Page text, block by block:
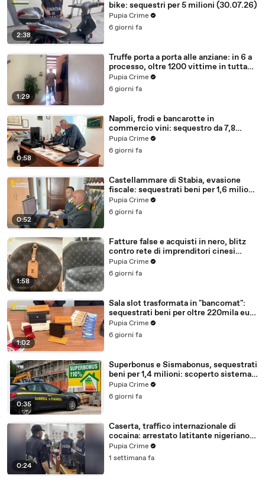
2:38
bike: sequestri per 5 milioni (30.07.26)
Pupia Crime
6 giorni fa
1:29
Truffe porta a porta alle anziane: in 6 a
processo, oltre 1200 vittime in tutta
Italia (30.07.26)
Pupia Crime
6 giorni fa
0:58
Napoli, frodi e bancarotte in
commercio vini: sequestro da 7,8
milioni (30.07.26)
Pupia Crime
6 giorni fa
0:52
Castellammare di Stabia, evasione
fiscale: sequestrati beni per 1,6 milioni
ad un consorzio navale (29.07.26)
Pupia Crime
6 giorni fa
1:58
Fatture false e acquisti in nero, blitz
contro rete di imprenditori cinesi
sequestri per 8,5 milioni (29.07.26)
Pupia Crime
6 giorni fa
1:02
Sala slot trasformata in "bancomat":
sequestrati beni per oltre 220mila euro
a due coniugi (29.07.26)
Pupia Crime
6 giorni fa
0:35
Superbonus e Sismabonus, sequestrati
beni per 1,4 milioni: scoperto sistema
con false abitazioni (29.07.26)
Pupia Crime
6 giorni fa
0:24
Caserta, traffico internazionale di
cocaina: arrestato latitante nigeriano
ricercato dal 2019 (28.07.26)
Pupia Crime
1 settimana fa